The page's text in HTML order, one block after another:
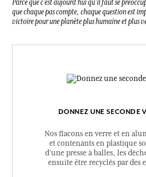
Parce que c’est aujourd’hui qu’il faut se
que chaque pas compte, chaque question est
victoire pour une planète plus humaine et plus
DONNEZ UNE SECONDE
Nos flacons en verre et en
et contenants en plastique
d’une presse à balles, les
ensuite être recyclés par des